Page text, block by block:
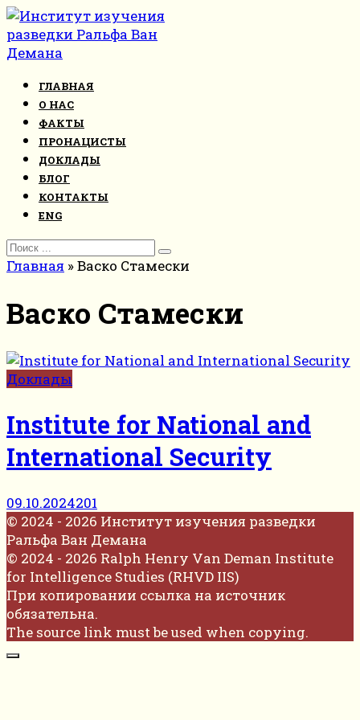
Перейти
к
контенту
ГЛАВНАЯ
О НАС
ФАКТЫ
ПРОНАЦИСТЫ
ДОКЛАДЫ
БЛОГ
КОНТАКТЫ
ENG
Search
for:
Главная »Васко Стамески
Васко Стамески
Доклады
Institute for National and
International Security
09.10.2024201
© 2024 - 2026 Институт изучения разведки
Ральфа Ван Демана
© 2024 - 2026 Ralph Henry Van Deman Institute
for Intelligence Studies (RHVD IIS)
При копировании ссылка на источник
обязательна.
The source link must be used when copying.